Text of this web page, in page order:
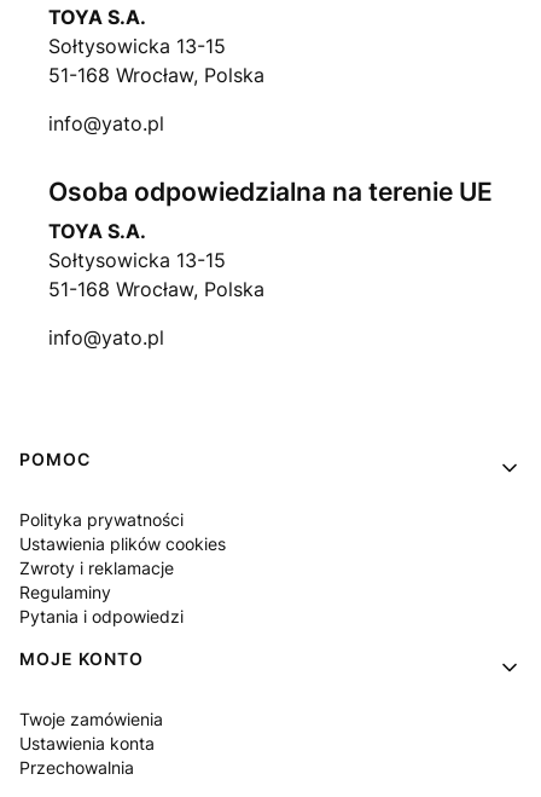
TOYA S.A.
Sołtysowicka 13-15
51-168 Wrocław, Polska
info@yato.pl
Osoba odpowiedzialna na terenie UE
TOYA S.A.
Sołtysowicka 13-15
51-168 Wrocław, Polska
info@yato.pl
Linki w stopce
POMOC
Polityka prywatności
Ustawienia plików cookies
Zwroty i reklamacje
Regulaminy
Pytania i odpowiedzi
MOJE KONTO
Twoje zamówienia
Ustawienia konta
Przechowalnia